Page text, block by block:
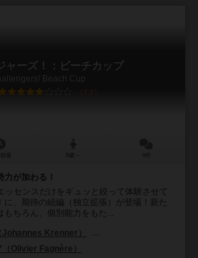
ャーズ！：ビーチカップ
Beach Cup
7.2
が加わる！
ッセンスだけをギュッと絞って体験させて
に、期待の続編（独立拡張）が登場！新た
ちろん、個別能力をもた...
Krenner）
Olivier Fagnère）